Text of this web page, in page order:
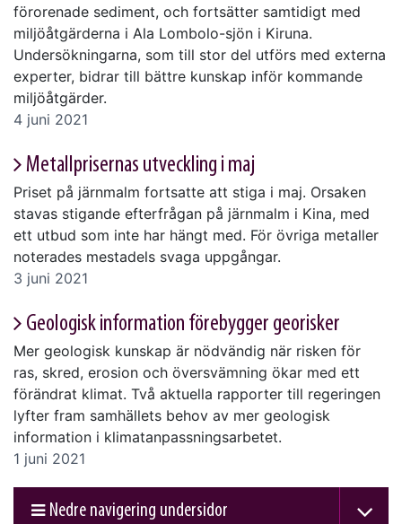
förorenade sediment, och fortsätter samtidigt med
miljöåtgärderna i Ala Lombolo-sjön i Kiruna.
Undersökningarna, som till stor del utförs med externa
experter, bidrar till bättre kunskap inför kommande
miljöåtgärder.
4 juni 2021
Metallprisernas utveckling i maj
Priset på järnmalm fortsatte att stiga i maj. Orsaken
stavas stigande efterfrågan på järnmalm i Kina, med
ett utbud som inte har hängt med. För övriga metaller
noterades mestadels svaga uppgångar.
3 juni 2021
Geologisk information förebygger georisker
Mer geologisk kunskap är nödvändig när risken för
ras, skred, erosion och översvämning ökar med ett
förändrat klimat. Två aktuella rapporter till regeringen
lyfter fram samhällets behov av mer geologisk
information i klimatanpassningsarbetet.
1 juni 2021
Nedre navigering undersidor